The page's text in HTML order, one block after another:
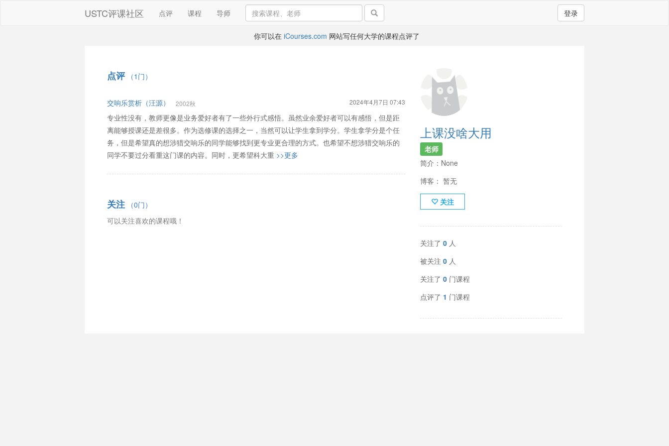
USTC评课社区 点评 课程 导师 登录
你可以在 iCourses.com 网站写任何大学的课程点评了
点评（1门）
交响乐赏析（汪源） 2002秋 2024年4月7日 07:43
专业性没有，教师更像是业务爱好者有了一些外行式感悟。虽然业余爱好者可以有感悟，但是距
离能够授课还是差很多。作为选修课的选择之一，当然可以让学生拿到学分。学生拿学分是个任
务，但是希望真的想涉猎交响乐的同学能够找到更专业更合理的方式。也希望不想涉猎交响乐的
同学不要过分看重这门课的内容。同时，更希望科大重 >>更多
关注（0门）
可以关注喜欢的课程哦！
上课没啥大用
老师
简介：None
博客： 暂无
关注
关注了0 人
被关注0 人
关注了0 门课程
点评了 1 门课程